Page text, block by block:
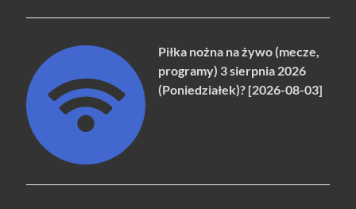
Piłka nożna na żywo (mecze,
programy) 3 sierpnia 2026
(Poniedziałek)? [2026-08-03]